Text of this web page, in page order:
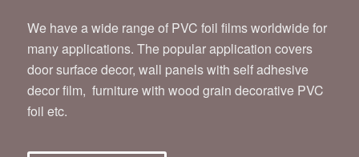
We have a wide range of PVC foil films worldwide for
many applications. The popular application covers
door surface decor, wall panels with self adhesive
decor film, furniture with wood grain decorative PVC
foil etc.